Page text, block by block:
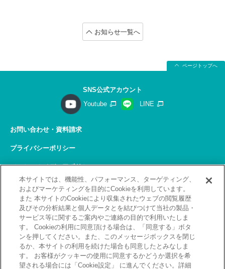
お知らせ一覧へ
ページトップへ
SNS公式アカウント
Youtube
LINE
お問い合わせ・資料請求
プライバシーポリシー
ソーシャルメディアポリシー
サイトの利用について
サイトマップ
関連リンク
採用情報
Copyright(C) 2026 Kobelco Training Services Co,.Ltd.
本サイトでは、機能性、パフォーマンス、ターゲティング、
およびマーケティングを目的にCookieを利用しています。
また 本サイトのCookieにより収集されたウェブの閲覧履歴
及びその分析結果と個人データとを結びつけて当社の製品・
サービス等に関するご案内やご連絡の目的で利用いたしま
す。 Cookieの利用に同意頂ける場合は、「同意する」ボタ
ンを押してください。また、このメッセージボックスを閉じ
るか、本サイトの利用を続けた場合も同意したとみなしま
す。 お客様がクッキーの使用に同意するかどうか選択を希
望される場合には「Cookie設定」 に進んでください。詳細